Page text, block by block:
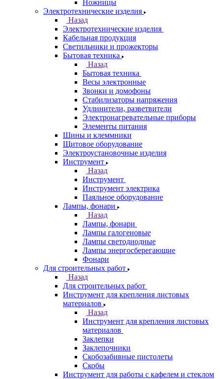
Ножницы
Электротехнические изделия
Назад
Электротехнические изделия
Кабельная продукция
Светильники и прожекторы
Бытовая техника
Назад
Бытовая техника
Весы электронные
Звонки и домофоны
Стабилизаторы напряжения
Удлинители, разветвители
Электронагревательные приборы
Элементы питания
Шины и клеммники
Щитовое оборудование
Электроустановочные изделия
Инструмент
Назад
Инструмент
Инструмент электрика
Паяльное оборудование
Лампы, фонари
Назад
Лампы, фонари
Лампы галогеновые
Лампы светодиодные
Лампы энергосберегающие
Фонари
Для строительных работ
Назад
Для строительных работ
Инструмент для крепления листовых
материалов
Назад
Инструмент для крепления листовых
материалов
Заклепки
Заклепочники
Скобозабивные пистолеты
Скобы
Инструмент для работы с кафелем и стеклом